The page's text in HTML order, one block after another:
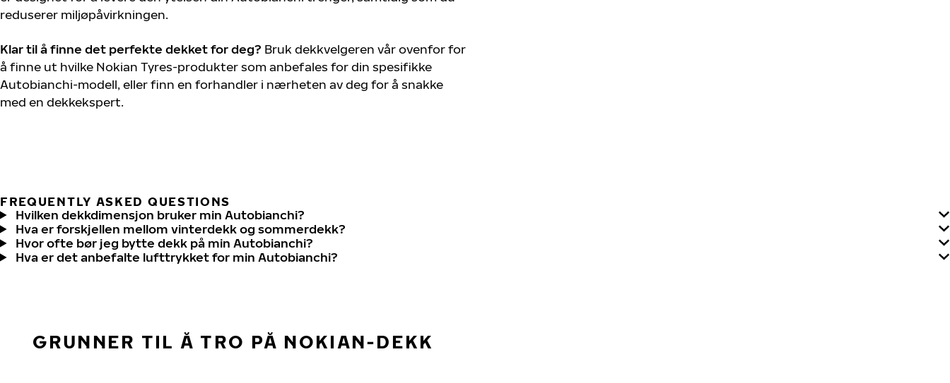
reduserer miljøpåvirkningen.
Klar til å finne det perfekte dekket for deg? Bruk dekkvelgeren vår ovenfor for
å finne ut hvilke Nokian Tyres-produkter som anbefales for din spesifikke
Autobianchi-modell, eller finn en forhandler i nærheten av deg for å snakke
med en dekkekspert.
FREQUENTLY ASKED QUESTIONS
Hvilken dekkdimensjon bruker min Autobianchi?
Hva er forskjellen mellom vinterdekk og sommerdekk?
Hvor ofte bør jeg bytte dekk på min Autobianchi?
Hva er det anbefalte lufttrykket for min Autobianchi?
GRUNNER TIL Å TRO PÅ NOKIAN-DEKK